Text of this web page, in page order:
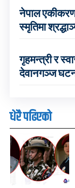
नेपाल
स्मृतिमा
गृहमन्त्री र
देवानगञ्ज
धेरै पढिएको